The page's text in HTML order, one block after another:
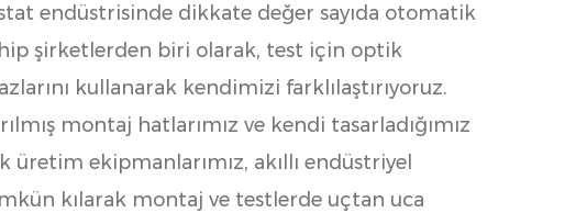
endüstrisinde dikkate değer sayıda otomatik
şirketlerden biri olarak, test için optik
kullanarak kendimizi farklılaştırıyoruz.
montaj hatlarımız ve kendi tasarladığımız
ekipmanlarımız, akıllı endüstriyel
kılarak montaj ve testlerde uçtan uca